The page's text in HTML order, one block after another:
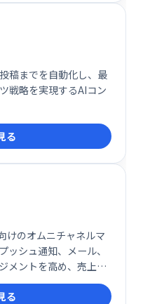
稿までを自動化し、最
戦略を実現するAIコン
る
けのオムニチャネルマ
ッシュ通知、メール、
メントを高め、売上増
る